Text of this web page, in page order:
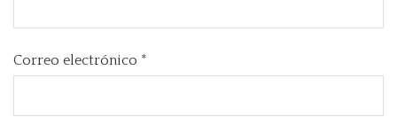
Correo electrónico *